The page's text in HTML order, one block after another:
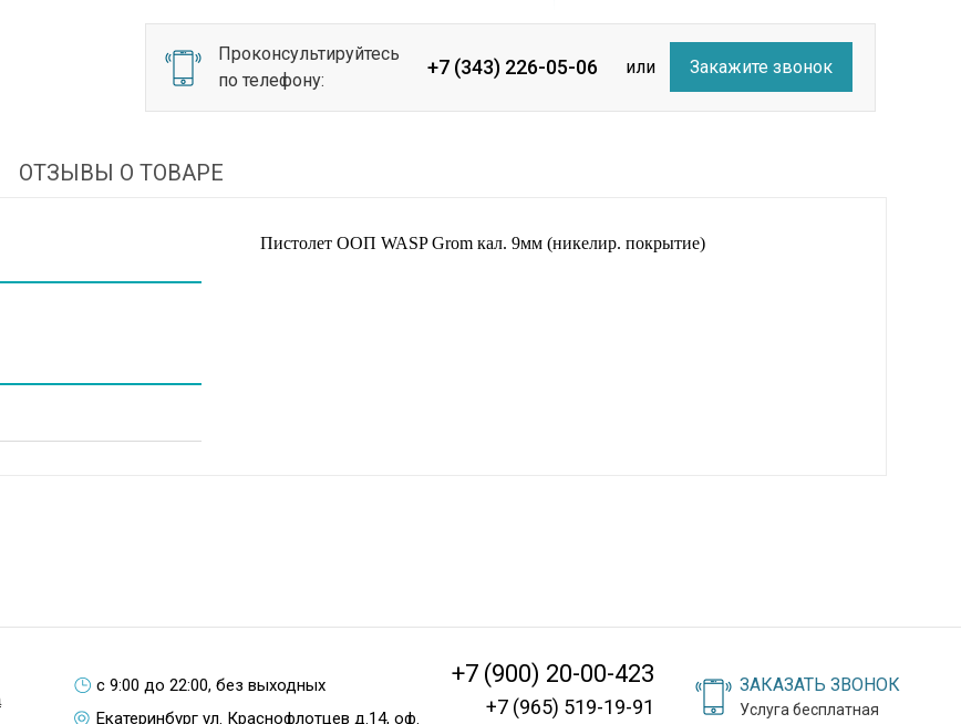
Проконсультируйтесь
по телефону:
+7 (343) 226-05-06 или Закажите звонок
ОТЗЫВЫ О ТОВАРЕ
Пистолет ООП WASP Grom кал. 9мм (никелир. покрытие)
с 9:00 до 22:00, без выходных
Екатеринбург ул. Краснофлотцев д.14, оф.
+7 (900) 20-00-423
+7 (965) 519-19-91
ЗАКАЗАТЬ ЗВОНОК
Услуга бесплатная